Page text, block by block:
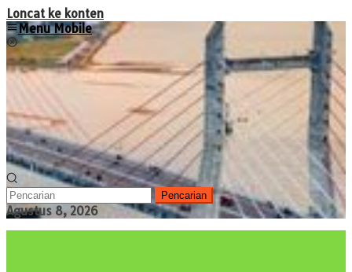
Loncat ke konten
Menu Mobile
Pencarian
Agustus 8, 2026